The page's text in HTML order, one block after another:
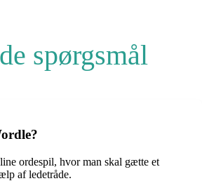
spørgsmål
ordespil, hvor man skal gætte et
af ledetråde.